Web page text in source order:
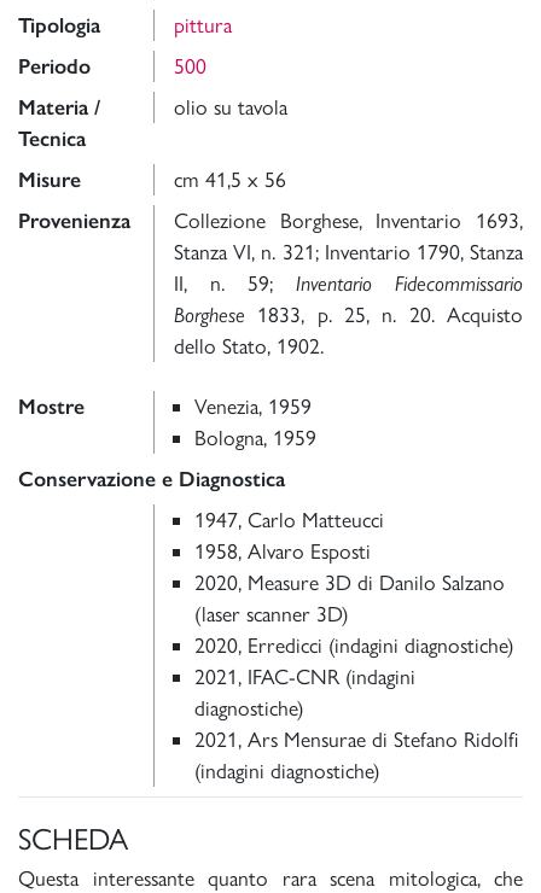
Tipologia pittura
Periodo 500
Materia /
Tecnica
olio su tavola
Misure cm 41,5 x 56
Provenienza
Collezione Borghese, Inventario 1693,
Stanza VI, n. 321; Inventario 1790, Stanza
II, n. 59; Inventario Fidecommissario
Borghese 1833, p. 25, n. 20. Acquisto
dello Stato, 1902.
Mostre
Venezia, 1959
Bologna, 1959
Conservazione e Diagnostica
1947, Carlo Matteucci
1958, Alvaro Esposti
2020, Measure 3D di Danilo Salzano
(laser scanner 3D)
2020, Erredicci (indagini diagnostiche)
2021, IFAC-CNR (indagini
diagnostiche)
2021, Ars Mensurae di Stefano Ridolfi
(indagini diagnostiche)
SCHEDA
Questa interessante quanto rara scena mitologica, che